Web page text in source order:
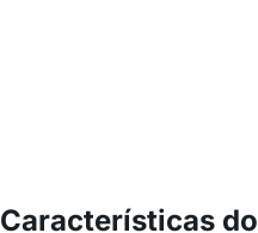
Características do